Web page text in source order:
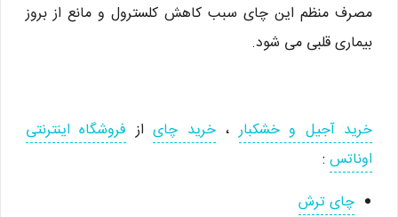
مصرف منظم این چای سبب کاهش کلسترول و مانع از بروز
بیماری قلبی می شود.
خرید آجیل و خشکبار،خرید چایاز فروشگاه اینترنتی
اوناتس :
چای ترش